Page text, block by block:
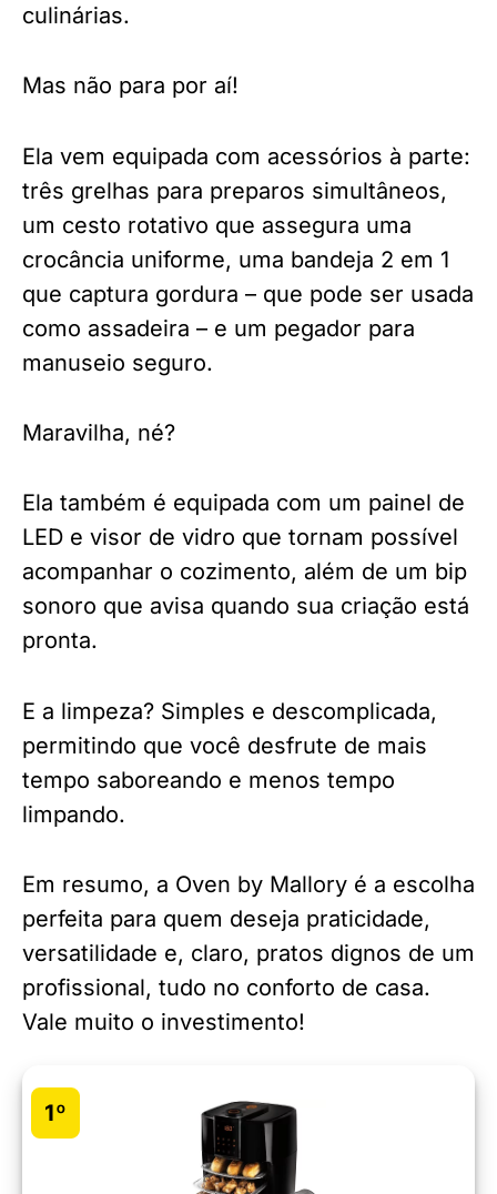
culinárias.
Mas não para por aí!
Ela vem equipada com acessórios à parte:
três grelhas para preparos simultâneos,
um cesto rotativo que assegura uma
crocância uniforme, uma bandeja 2 em 1
que captura gordura – que pode ser usada
como assadeira – e um pegador para
manuseio seguro.
Maravilha, né?
Ela também é equipada com um painel de
LED e visor de vidro que tornam possível
acompanhar o cozimento, além de um bip
sonoro que avisa quando sua criação está
pronta.
E a limpeza? Simples e descomplicada,
permitindo que você desfrute de mais
tempo saboreando e menos tempo
limpando.
Em resumo, a Oven by Mallory é a escolha
perfeita para quem deseja praticidade,
versatilidade e, claro, pratos dignos de um
profissional, tudo no conforto de casa.
Vale muito o investimento!
1º